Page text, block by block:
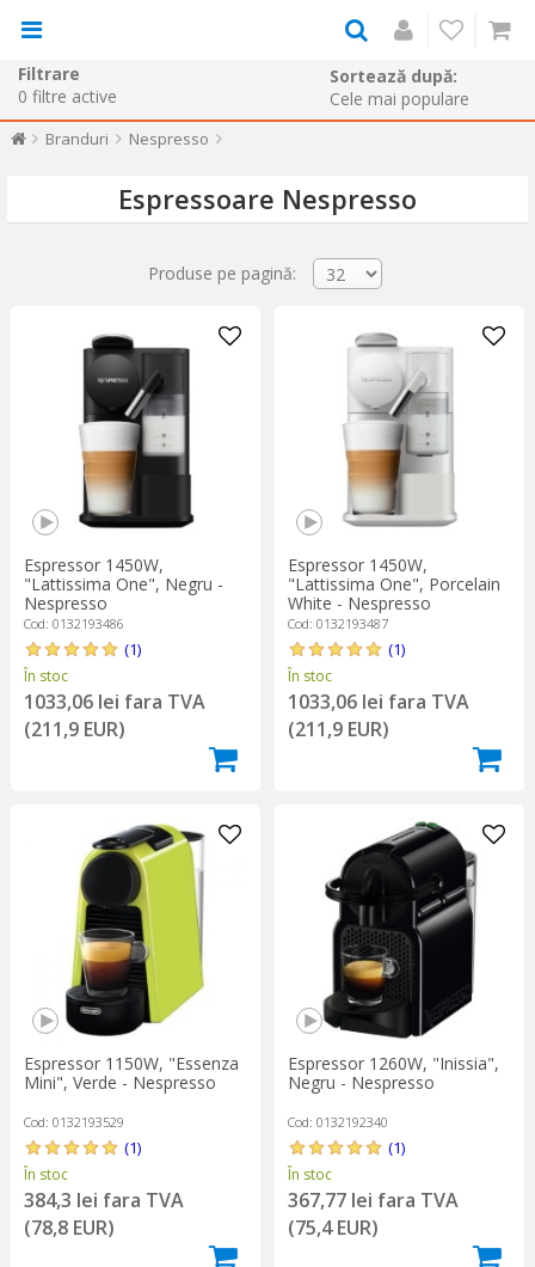
Filtrare
0 filtre active
Sortează după:
Branduri Nespresso
Espressoare Nespresso
Produse pe pagină:
Espressor 1450W,
"Lattissima One", Negru -
Nespresso
Cod: 0132193486
(1)
În stoc
1033,06 lei fara TVA
(211,9 EUR)
Espressor 1450W,
"Lattissima One", Porcelain
White - Nespresso
Cod: 0132193487
(1)
În stoc
1033,06 lei fara TVA
(211,9 EUR)
Espressor 1150W, "Essenza
Mini", Verde - Nespresso
Cod: 0132193529
(1)
În stoc
384,3 lei fara TVA
(78,8 EUR)
Espressor 1260W, "Inissia",
Negru - Nespresso
Cod: 0132192340
(1)
În stoc
367,77 lei fara TVA
(75,4 EUR)